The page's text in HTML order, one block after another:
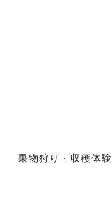
果物狩り・収穫体験